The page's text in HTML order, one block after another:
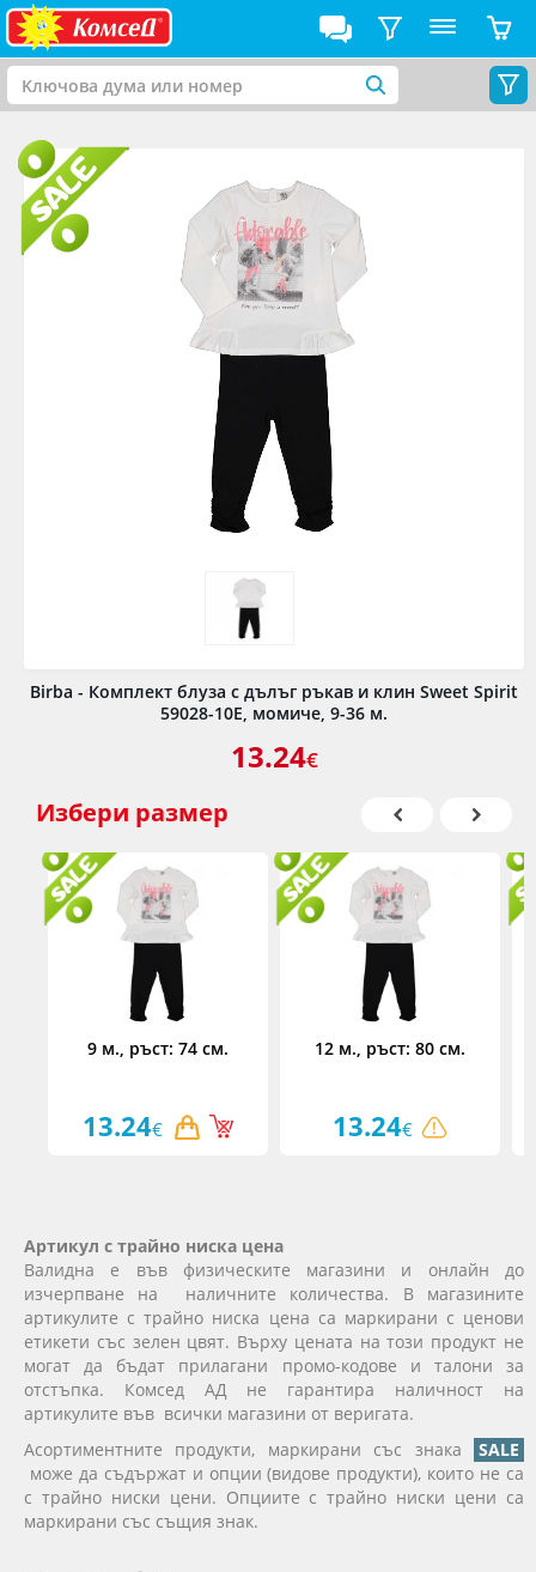
Birba - Комплект блуза с дълъг ръкав и клин Sweet Spirit
59028-10E, момиче, 9-36 м.
13.24€
Избери размер
9 м., ръст: 74 см.
13.24€
12 м., ръст: 80 см.
13.24€
Артикул с трайно ниска цена
Валидна е във физическите магазини и онлайн до
изчерпване на наличните количества. В магазините
артикулите с трайно ниска цена са маркирани с ценови
етикети със зелен цвят. Върху цената на този продукт не
могат да бъдат прилагани промо-кодове и талони за
отстъпка. Комсед АД не гарантира наличност на
артикулите във всички магазини от веригата.
Асортиментните продукти, маркирани със знака
SALE
може да съдържат и опции (видове продукти), които не са
с трайно ниски цени. Опциите с трайно ниски цени са
маркирани със същия знак.